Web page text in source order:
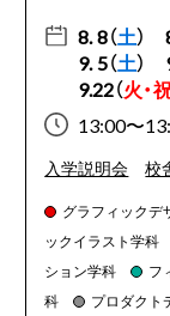
8. 8（土）
9. 5（土）
9.22（火・
13:00〜
入学説明会 校
グラフィックデ
ックイラスト学科
ション学科
フ
科
プロダクト